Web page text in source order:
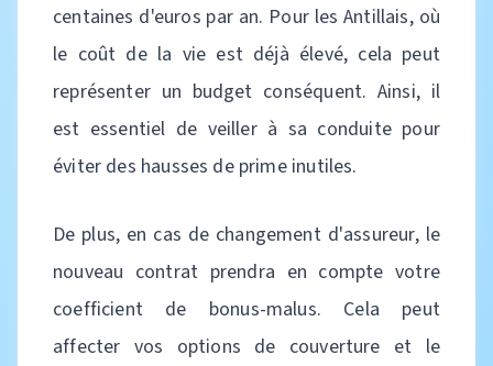
centaines d'euros par an. Pour les Antillais, où
le coût de la vie est déjà élevé, cela peut
représenter un budget conséquent. Ainsi, il
est essentiel de veiller à sa conduite pour
éviter des hausses de prime inutiles.
De plus, en cas de changement d'assureur, le
nouveau contrat prendra en compte votre
coefficient de bonus-malus. Cela peut
affecter vos options de couverture et le